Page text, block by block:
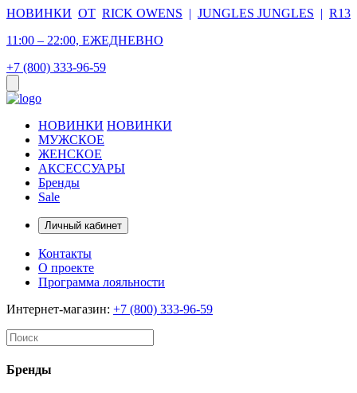
НОВИНКИ ОТ RICK OWENS | JUNGLES JUNGLES | R13
11:00 – 22:00, ЕЖЕДНЕВНО
+7 (800) 333-96-59
НОВИНКИ НОВИНКИ
МУЖСКОЕ
ЖЕНСКОЕ
АКСЕССУАРЫ
Бренды
Sale
Личный кабинет
Контакты
О проекте
Программа лояльности
Интернет-магазин: +7 (800) 333-96-59
Бренды